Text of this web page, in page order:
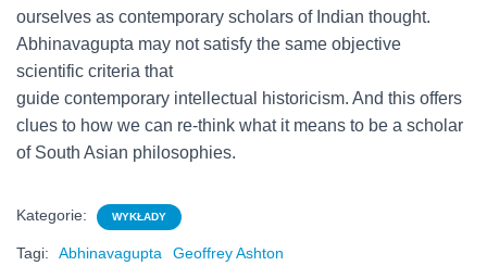
ourselves as contemporary scholars of Indian thought.
Abhinavagupta may not satisfy the same objective
scientific criteria that
guide contemporary intellectual historicism. And this offers
clues to how we can re-think what it means to be a scholar
of South Asian philosophies.
Kategorie: WYKŁADY
Tagi: Abhinavagupta
Geoffrey Ashton